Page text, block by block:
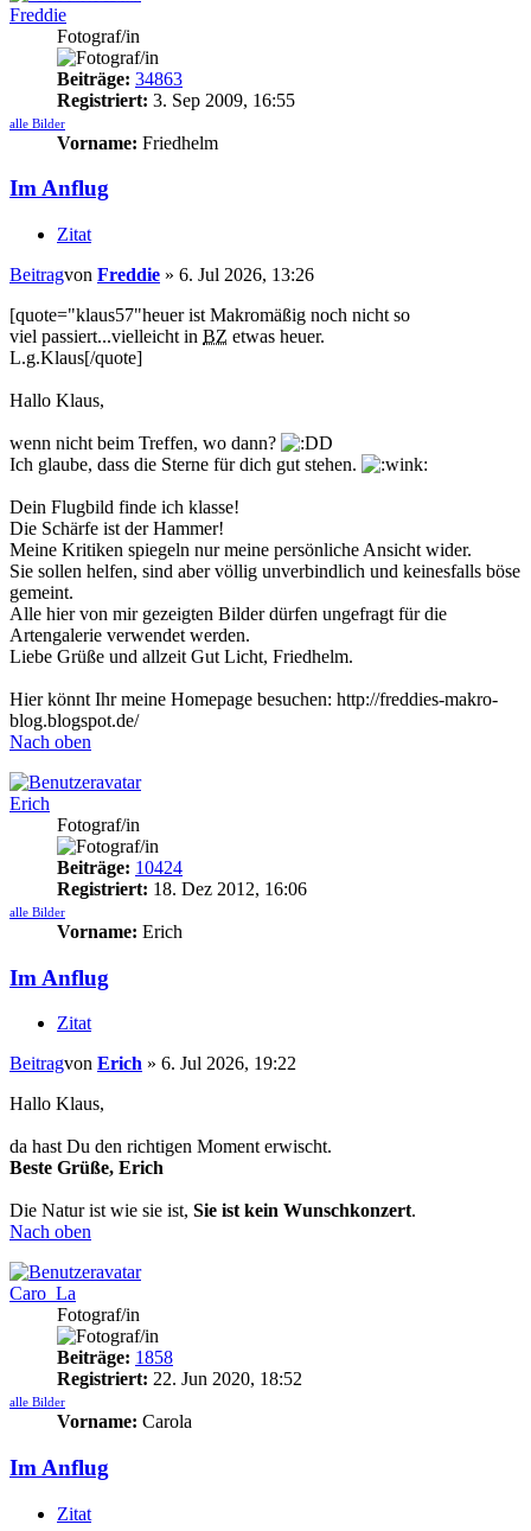
Freddie
Fotograf/in
Beiträge: 34863
Registriert: 3. Sep 2009, 16:55
alle Bilder
Vorname: Friedhelm
Im Anflug
Zitat
Beitragvon Freddie » 6. Jul 2026, 13:26
[quote="klaus57"heuer ist Makromäßig noch nicht so
viel passiert...vielleicht in BZ etwas heuer.
L.g.Klaus[/quote]
Hallo Klaus,
wenn nicht beim Treffen, wo dann?
Ich glaube, dass die Sterne für dich gut stehen.
Dein Flugbild finde ich klasse!
Die Schärfe ist der Hammer!
Meine Kritiken spiegeln nur meine persönliche Ansicht wider.
Sie sollen helfen, sind aber völlig unverbindlich und keinesfalls böse
gemeint.
Alle hier von mir gezeigten Bilder dürfen ungefragt für die
Artengalerie verwendet werden.
Liebe Grüße und allzeit Gut Licht, Friedhelm.
Hier könnt Ihr meine Homepage besuchen: http://freddies-makro-
blog.blogspot.de/
Nach oben
Erich
Fotograf/in
Beiträge: 10424
Registriert: 18. Dez 2012, 16:06
alle Bilder
Vorname: Erich
Im Anflug
Zitat
Beitragvon Erich » 6. Jul 2026, 19:22
Hallo Klaus,
da hast Du den richtigen Moment erwischt.
Beste Grüße, Erich
Die Natur ist wie sie ist, Sie ist kein Wunschkonzert.
Nach oben
Caro_La
Fotograf/in
Beiträge: 1858
Registriert: 22. Jun 2020, 18:52
alle Bilder
Vorname: Carola
Im Anflug
Zitat